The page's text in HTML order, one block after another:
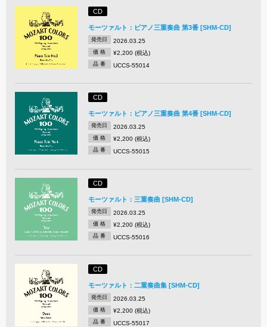
CD
モーツァルト：ピアノ三重奏曲 第3番 [SHM-CD]
発売日 2026.03.25
価 格 ¥2,200 (税込)
品 番 UCCS-55014
CD
モーツァルト：ピアノ三重奏曲 第4番 [SHM-CD]
発売日 2026.03.25
価 格 ¥2,200 (税込)
品 番 UCCS-55015
CD
モーツァルト：三重奏曲 [SHM-CD]
発売日 2026.03.25
価 格 ¥2,200 (税込)
品 番 UCCS-55016
CD
モーツァルト：二重奏曲集 [SHM-CD]
発売日 2026.03.25
価 格 ¥2,200 (税込)
品 番 UCCS-55017